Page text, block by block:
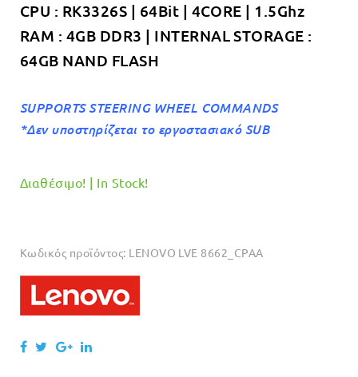
CPU : RK3326S | 64Bit | 4CORE | 1.5Ghz
RAM : 4GB DDR3 | INTERNAL STORAGE :
64GB NAND FLASH
SUPPORTS STEERING WHEEL COMMANDS
*Δεν υποστηρίζεται το εργοστασιακό SUB
Διαθέσιμο! | In Stock!
Κωδικός προϊόντος: LENOVO LVE 8662_CPAA